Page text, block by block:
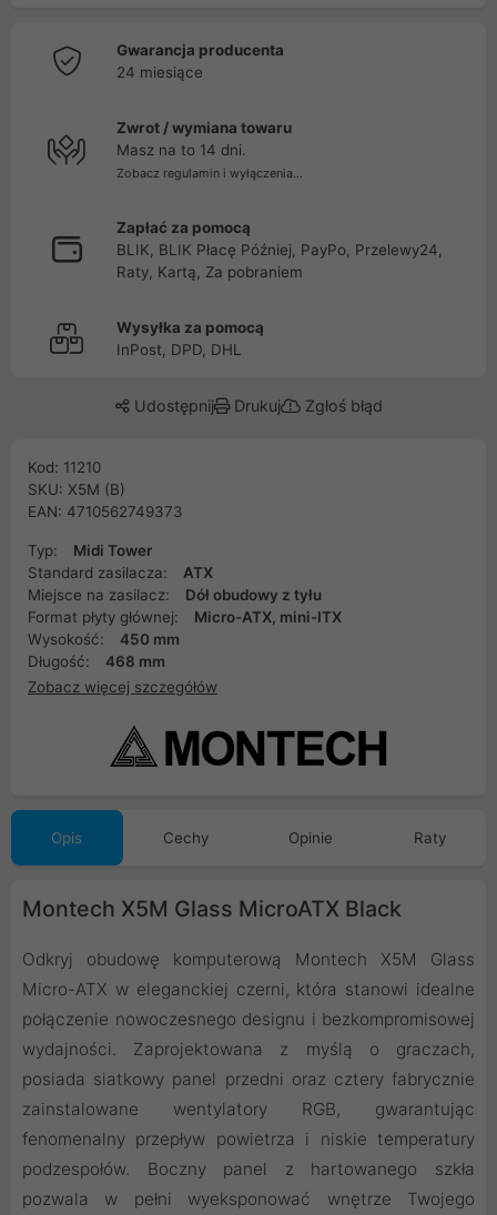
Gwarancja producenta
24 miesiące
Zwrot / wymiana towaru
Masz na to 14 dni.
Zobacz regulamin i wyłączenia...
Zapłać za pomocą
BLIK, BLIK Płacę Później, PayPo, Przelewy24,
Raty, Kartą, Za pobraniem
Wysyłka za pomocą
InPost, DPD, DHL
Udostępnij Drukuj Zgłoś błąd
Kod: 11210
SKU: X5M (B)
EAN: 4710562749373
Typ:
Midi Tower
Standard zasilacza:
ATX
Miejsce na zasilacz:
Dół obudowy z tyłu
Format płyty głównej:
Micro-ATX, mini-ITX
Wysokość:
450 mm
Długość:
468 mm
Zobacz więcej szczegółów
Opis Cechy Opinie Raty
Montech X5M Glass MicroATX Black
Odkryj obudowę komputerową Montech X5M Glass
Micro-ATX w eleganckiej czerni, która stanowi idealne
połączenie nowoczesnego designu i bezkompromisowej
wydajności. Zaprojektowana z myślą o graczach,
posiada siatkowy panel przedni oraz cztery fabrycznie
zainstalowane wentylatory RGB, gwarantując
fenomenalny przepływ powietrza i niskie temperatury
podzespołów. Boczny panel z hartowanego szkła
pozwala w pełni wyeksponować wnętrze Twojego